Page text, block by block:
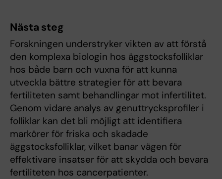
Nästa steg
Forskningen understryker vikten av att förstå
den komplexa biologin hos äggstocksfolliklar
hos både barn och vuxna för att kunna
utveckla bättre strategier för att bevara
fertiliteten samt behandlingar mot infertilitet.
Genom vidare analys av genuttrycksprofiler i
folliklar kan det bli möjligt att identifiera
markörer för friska och skadade
äggstocksfolliklar, vilket banar vägen för
effektivare insatser för att skydda och bevara
fertiliteten hos cancerpatienter.